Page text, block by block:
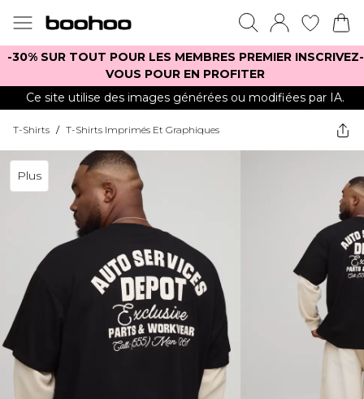
-30% SUR TOUT POUR LES MEMBRES PREMIER INSCRIVEZ-
VOUS POUR EN PROFITER
Ce site utilise des images générées ou modifiées par IA.
T-Shirts / T-Shirts Imprimés Et Graphiques
Plus